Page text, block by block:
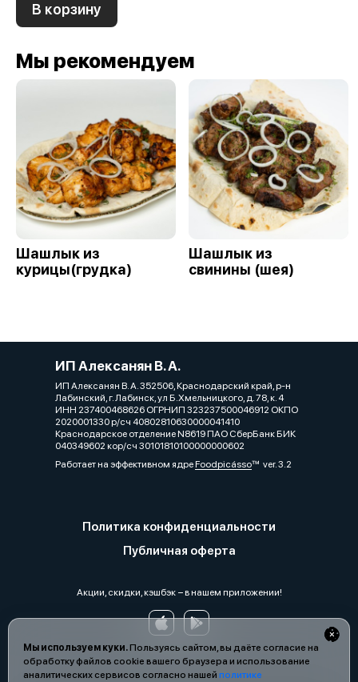
Мы используем куки.Пользуясь сайтом, вы даёте согласие на
обработку файлов cookie вашего браузера и использование
аналитических сервисов согласно нашей политике
В корзину
Мы рекомендуем
Шашлык из
курицы(грудка)
Шашлык из
свинины (шея)
ИП Алексанян В. А.
ИП Алексанян В. А. 352506, Краснодарский край, р-н
Лабинский, г. Лабинск, ул Б.Хмельницкого, д. 78, к. 4
ИНН 237400468626 ОГРНИП 323237500046912 ОКПО
2020001330 р/сч 40802810630000041410
Краснодарское отделение N8619 ПАО СберБанк БИК
040349602 кор/сч 30101810100000000602
Работает на эффективном ядреFoodpicássover. 3.2
Политика конфиденциальности
Публичная оферта
Акции, скидки, кэшбэк − в нашем приложении!